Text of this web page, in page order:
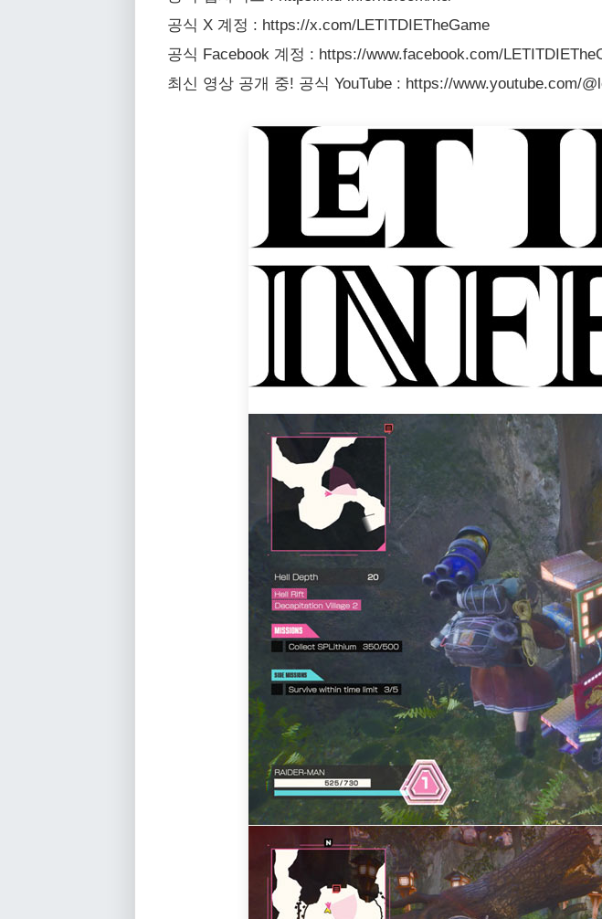
공식 X 계정 : https://x.com/LETITDIETheGame
공식 Facebook 계정 : https://www.facebook.com/
최신 영상 공개 중! 공식 YouTube : https://www.youtube.com/